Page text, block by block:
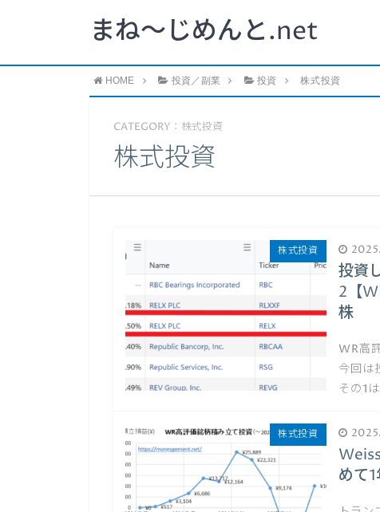
まね～じめんと.net
HOME 投資／副業 投資 株式投資
CATEGORY：株式投資
株式投資
株式投資
投資
2【
株
WR高
今回は
その1
株式投資
めて